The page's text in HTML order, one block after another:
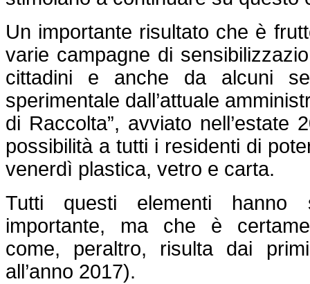
Un importante risultato che è
varie campagne di
cittadini e anche da alcuni
sperimentale dall’attuale
di Raccolta”, avviato nell’estate
possibilità a tutti i residenti di
venerdì plastica, vetro e carta.
Tutti questi elementi hanno
importante, ma che è
come, peraltro, risulta dai
all’anno 2017).